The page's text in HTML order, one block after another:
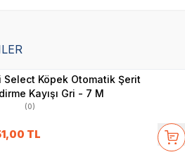
Select Köpek Otomatik Şerit
Kayışı Gri - 7 M
(0)
TL